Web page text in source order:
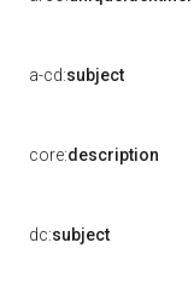
a-cd:subject
core:description
dc:subject